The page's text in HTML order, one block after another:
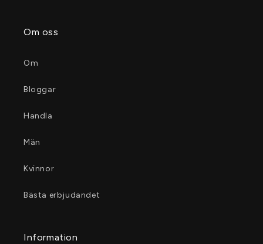
Om oss
Om
Bloggar
Handla
Män
Kvinnor
Bästa erbjudandet
Information